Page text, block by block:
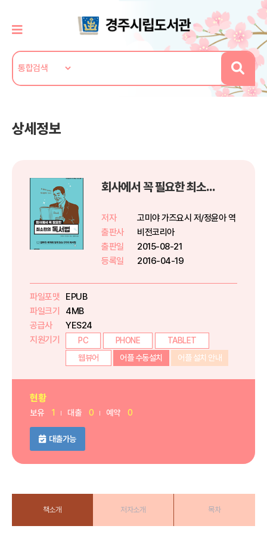
상세정보
회사에서 꼭 필요한 최소한의 독서법
저자
고미야 가즈요시 저/정윤아 역
출판사
비전코리아
출판일
2015-08-21
등록일
2016-04-19
파일포맷
EPUB
파일크기
4MB
공급사
YES24
지원기기
PC PHONE
TABLET
웹뷰어
어플 수동설치 어플 설치 안내
현황
보유 1 대출 0 예약 0
대출가능
책소개 저자소개 목차